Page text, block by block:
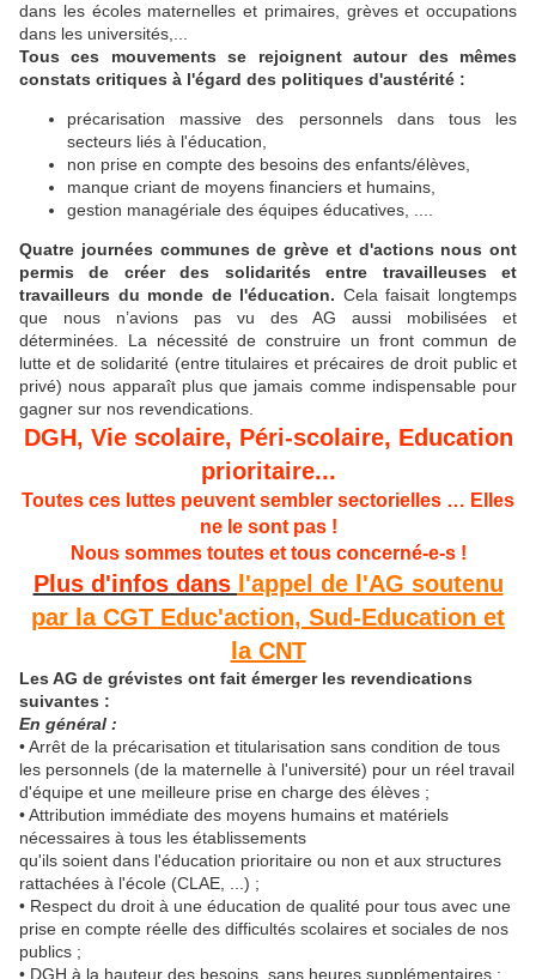
dans les écoles maternelles et primaires, grèves et occupations
dans les universités,...
Tous ces mouvements se rejoignent autour des mêmes
constats critiques à l'égard des politiques d'austérité :
précarisation massive des personnels dans tous les
secteurs liés à l'éducation,
non prise en compte des besoins des enfants/élèves,
manque criant de moyens financiers et humains,
gestion managériale des équipes éducatives, ....
Quatre journées communes de grève et d'actions nous ont
permis de créer des solidarités entre travailleuses et
travailleurs du monde de l'éducation. Cela faisait longtemps
que nous n’avions pas vu des AG aussi mobilisées et
déterminées. La nécessité de construire un front commun de
lutte et de solidarité (entre titulaires et précaires de droit public et
privé) nous apparaît plus que jamais comme indispensable pour
gagner sur nos revendications.
DGH, Vie scolaire, Péri-scolaire, Education
prioritaire...
Toutes ces luttes peuvent sembler sectorielles … Elles
ne le sont pas !
Nous sommes toutes et tous concerné-e-s !
Plus d'infos dans l'appel de l'AG soutenu
par la CGT Educ'action, Sud-Education et
la CNT
Les AG de grévistes ont fait émerger les revendications
suivantes :
En général :
• Arrêt de la précarisation et titularisation sans condition de tous
les personnels (de la maternelle à l'université) pour un réel travail
d'équipe et une meilleure prise en charge des élèves ;
• Attribution immédiate des moyens humains et matériels
nécessaires à tous les établissements
qu'ils soient dans l'éducation prioritaire ou non et aux structures
rattachées à l'école (CLAE, ...) ;
• Respect du droit à une éducation de qualité pour tous avec une
prise en compte réelle des difficultés scolaires et sociales de nos
publics ;
• DGH à la hauteur des besoins, sans heures supplémentaires ;